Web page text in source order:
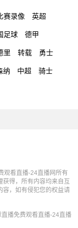
赛录像 英超
足球 德甲
里 转载 勇士
纳 中超 骑士
观看直播-24直播网所有
得，所有内容均来自互
容，如有侵犯您的权益请
播免费观看直播-24直播